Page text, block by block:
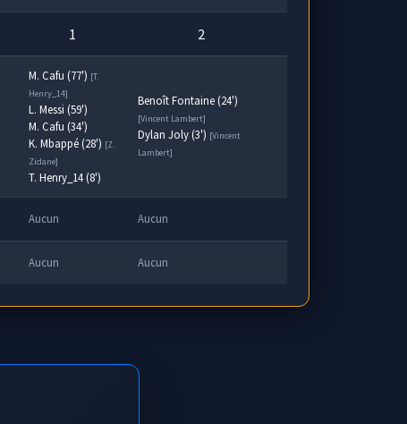
1 2
M. Cafu (77') [T.
Henry_14]
L. Messi (59')
M. Cafu (34')
K. Mbappé (28') [Z.
Zidane]
T. Henry_14 (8')
Benoît Fontaine (24')
[Vincent Lambert]
Dylan Joly (3') [Vincent
Lambert]
Aucun Aucun
Aucun Aucun